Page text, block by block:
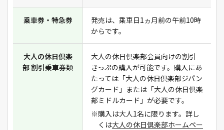
乗車券・特急券
発売は、乗車日1ヵ月前の午前10時
からです。
大人の休日倶楽
部 割引乗車券類
大人の休日倶楽部会員向けの割引
きっぷの購入が可能です。購入にあ
たっては「大人の休日倶楽部ジパン
グカード」または「大人の休日倶楽
部ミドルカード」が必要です。
※購入は大人1名に限ります。詳し
くは大人の休日倶楽部ホームペー